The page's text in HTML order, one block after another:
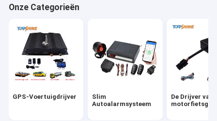
GPS-voertuigtracking
GPS-autotracking
De Drijver van Ebikegps
Elektrisch Fietscontrolemechanisme
Onze Categorieën
GPS-Voertuigdrijver
Slim
Autoalarmsysteem
De Drijver van
motorfietsgps